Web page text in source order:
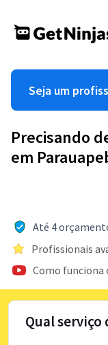
Seja um
Precisando
em
Até 4
Profissionais
Como funciona
Qual serviço